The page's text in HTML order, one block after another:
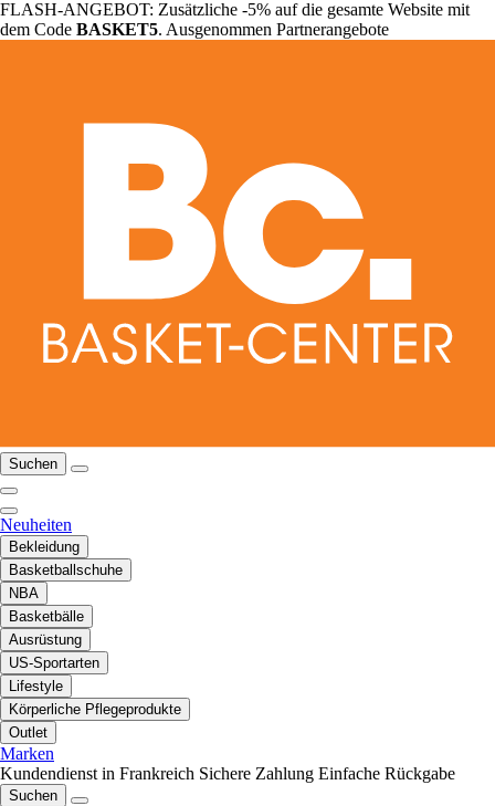
FLASH-ANGEBOT: Zusätzliche -5% auf die gesamte Website mit
dem Code BASKET5. Ausgenommen Partnerangebote
Suchen
Neuheiten
Bekleidung
Basketballschuhe
NBA
Basketbälle
Ausrüstung
US-Sportarten
Lifestyle
Körperliche Pflegeprodukte
Outlet
Marken
Kundendienst in Frankreich Sichere Zahlung Einfache Rückgabe
Suchen